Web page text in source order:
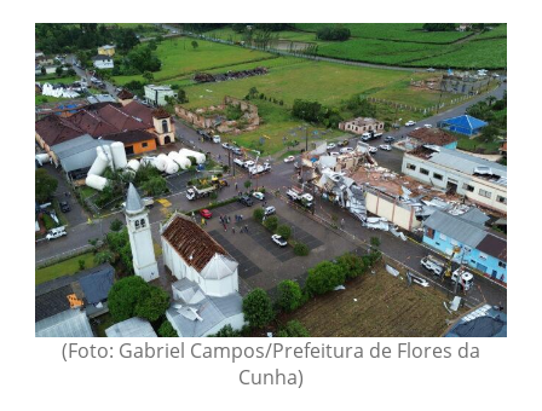
(Foto: Gabriel Campos/Prefeitura de Flores da
Cunha)